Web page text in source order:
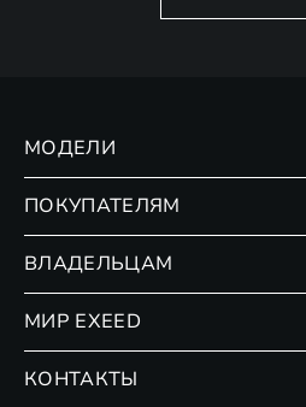
МОДЕЛИ
ПОКУПАТЕЛЯМ
Страхование
ВЛАДЕЛЬЦАМ
Сервис
МИР EXEED
КОНТАКТЫ